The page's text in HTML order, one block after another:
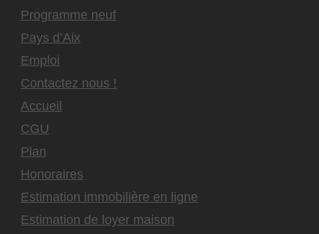
Programme neuf
Pays d’Aix
Emploi
Contactez nous !
Accueil
CGU
Plan
Honoraires
Estimation immobilière en ligne
Estimation de loyer maison